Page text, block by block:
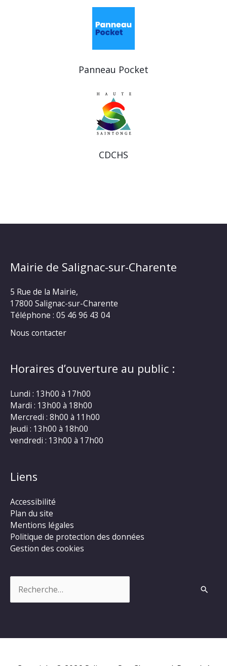
Panneau Pocket
CDCHS
Mairie de Salignac-sur-Charente
5 Rue de la Mairie,
17800 Salignac-sur-Charente
Téléphone : 05 46 96 43 04
Nous contacter
Horaires d’ouverture au public :
Lundi : 13h00 à 17h00
Mardi : 13h00 à 18h00
Mercredi : 8h00 à 11h00
Jeudi : 13h00 à 18h00
vendredi : 13h00 à 17h00
Liens
Accessibilité
Plan du site
Mentions légales
Politique de protection des données
Gestion des cookies